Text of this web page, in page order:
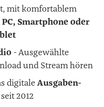
mit komfortablem
PC, Smartphone oder
- Ausgewählte
und Stream hören
digitaleAusgaben-
2012